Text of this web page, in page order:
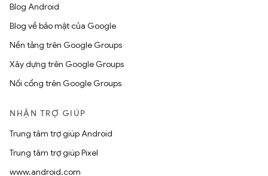
Blog Android
Blog về bảo mật của Google
Nền tảng trên Google Groups
Xây dựng trên Google Groups
Nối cổng trên Google Groups
NHẬN TRỢ GIÚP
Trung tâm trợ giúp Android
Trung tâm trợ giúp Pixel
www.android.com